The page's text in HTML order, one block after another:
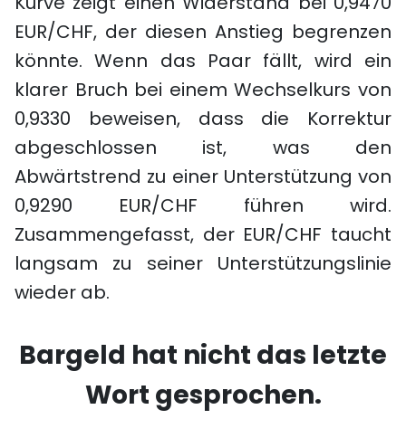
EUR/CHF, der diesen Anstieg begrenzen
könnte. Wenn das Paar fällt, wird ein
klarer Bruch bei einem Wechselkurs von
0,9330 beweisen, dass die Korrektur
abgeschlossen ist, was den
Abwärtstrend zu einer Unterstützung von
0,9290 EUR/CHF führen wird.
Zusammengefasst, der EUR/CHF taucht
langsam zu seiner Unterstützungslinie
wieder ab.
Bargeld hat nicht das letzte
Wort gesprochen.